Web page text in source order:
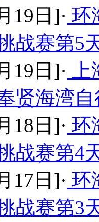
19日]· 环
战赛第5
19日]·
贤海湾
18日]· 环
战赛第4
17日]· 环
战赛第3